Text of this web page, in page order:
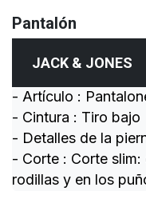
Pantalón
JACK & JONES
- Artículo :
- Cintura : Tiro bajo
- Detalles de la
- Corte : Corte